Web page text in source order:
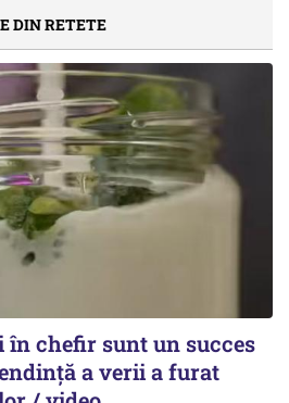
DIN RETETE
chefir sunt un succes
a verii a furat